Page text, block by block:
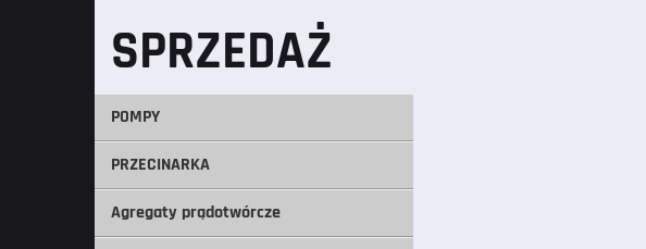
SPRZEDAŻ
POMPY
PRZECINARKA
Agregaty prądotwórcze